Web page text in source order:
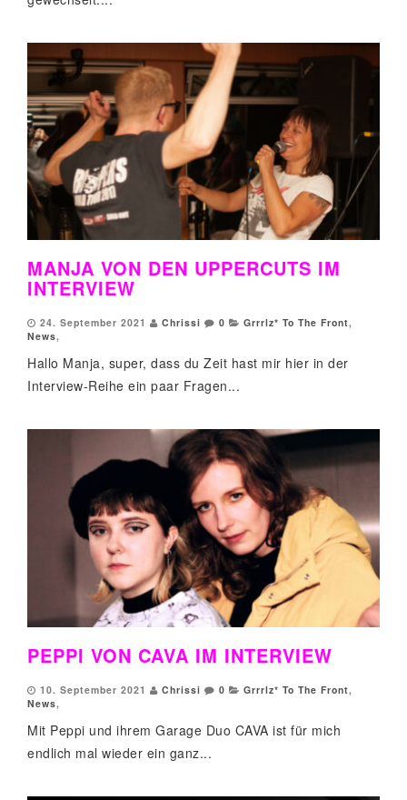
MANJA VON DEN UPPERCUTS IM
INTERVIEW
24. September 2021 Chrissi 0 Grrrlz* To The Front,
News,
Hallo Manja, super, dass du Zeit hast mir hier in der
Interview-Reihe ein paar Fragen...
PEPPI VON CAVA IM INTERVIEW
10. September 2021 Chrissi 0 Grrrlz* To The Front,
News,
Mit Peppi und ihrem Garage Duo CAVA ist für mich
endlich mal wieder ein ganz...